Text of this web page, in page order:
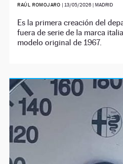
RAÚL ROMOJARO | 13/05/2026 | MADRID
Es la primera creación del
fuera de serie de la marca
modelo original de 1967.